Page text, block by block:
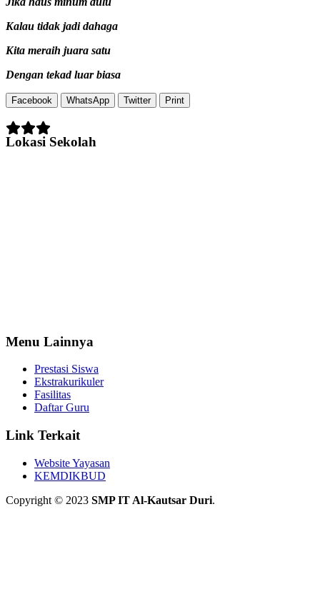
Kalau tidak jadi dahaga
Kita meraih juara satu
Dengan tekad luar biasa
Facebook WhatsApp Twitter Print
Lokasi Sekolah
Menu Lainnya
Prestasi Siswa
Ekstrakurikuler
Fasilitas
Daftar Guru
Link Terkait
Website Yayasan
KEMDIKBUD
Copyright © 2023 SMP IT Al-Kautsar Duri.